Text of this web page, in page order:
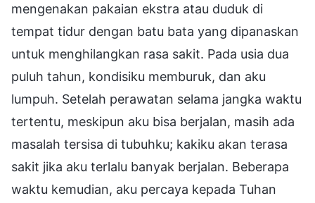
mengenakan pakaian ekstra atau duduk di
tempat tidur dengan batu bata yang dipanaskan
untuk menghilangkan rasa sakit. Pada usia dua
puluh tahun, kondisiku memburuk, dan aku
lumpuh. Setelah perawatan selama jangka waktu
tertentu, meskipun aku bisa berjalan, masih ada
masalah tersisa di tubuhku; kakiku akan terasa
sakit jika aku terlalu banyak berjalan. Beberapa
waktu kemudian, aku percaya kepada Tuhan